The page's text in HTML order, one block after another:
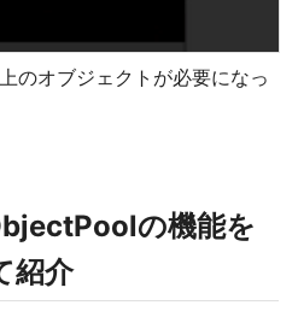
のオブジェクトが必要になっ
の機能を
紹介